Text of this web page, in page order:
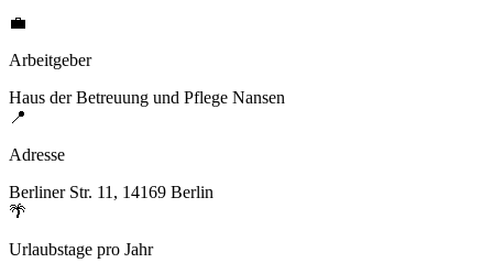
💼
Arbeitgeber
Haus der Betreuung und Pflege Nansen
📍
Adresse
Berliner Str. 11, 14169 Berlin
🌴
Urlaubstage pro Jahr